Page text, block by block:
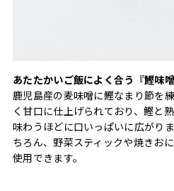
あたたかいご飯によく合う『鰹味噌
鹿児島産の麦味噌に鰹なまり節を
く甘口に仕上げられており、鰹と
味わうほどに口いっぱいに広がり
ちろん、野菜スティックや焼きお
使用できます。